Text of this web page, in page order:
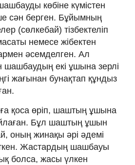
көбіне күмістен
сән берген. Бұйымның
(сөлкебай) тізбектеліп
масаты немесе жібектен
әсемделген. Ал
шашбаудың екі ұшына зерлі
жағынан бунақтап құндыз
қоса өріп, шаштың ұшына
Бұл шаштың ұшын
оның жинақы әрі әдемі
Жастардың шашбауы
болса, жасы үлкен